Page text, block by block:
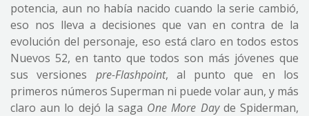
potencia, aun no había nacido cuando la serie cambió,
eso nos lleva a decisiones que van en contra de la
evolución del personaje, eso está claro en todos estos
Nuevos 52, en tanto que todos son más jóvenes que
sus versiones pre-Flashpoint, al punto que en los
primeros números Superman ni puede volar aun, y más
claro aun lo dejó la saga One More Dayde Spiderman,